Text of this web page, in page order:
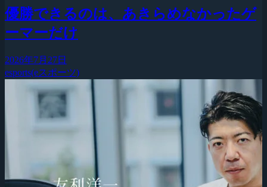
優勝できるのは、あきらめなかったゲ
ーマーだけ
2026年7月27日
esports(eスポーツ)